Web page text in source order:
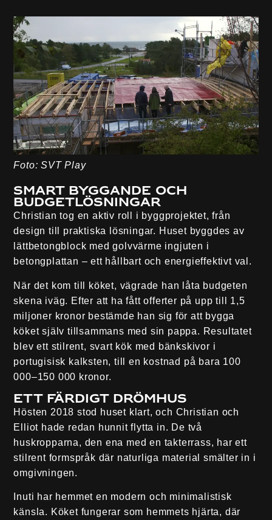
Foto: SVT Play
Smart byggande och
budgetlösningar
Christian tog en aktiv roll i byggprojektet, från
design till praktiska lösningar. Huset byggdes av
lättbetongblock med golvvärme ingjuten i
betongplattan – ett hållbart och energieffektivt val.
När det kom till köket, vägrade han låta budgeten
skena iväg. Efter att ha fått offerter på upp till 1,5
miljoner kronor bestämde han sig för att bygga
köket själv tillsammans med sin pappa. Resultatet
blev ett stilrent, svart kök med bänkskivor i
portugisisk kalksten, till en kostnad på bara 100
000–150 000 kronor.
Ett färdigt drömhus
Hösten 2018 stod huset klart, och Christian och
Elliot hade redan hunnit flytta in. De två
huskropparna, den ena med en takterrass, har ett
stilrent formspråk där naturliga material smälter in i
omgivningen.
Inuti har hemmet en modern och minimalistisk
känsla. Köket fungerar som hemmets hjärta, där